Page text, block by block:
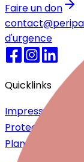
Faire un don
d'urgence
Quicklinks
Impressum
Protection des
Plan du site